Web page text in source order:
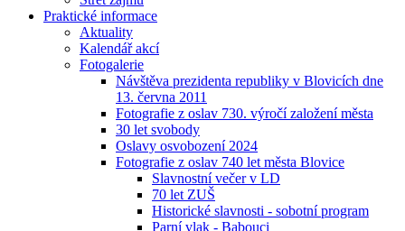
Praktické informace
Aktuality
Kalendář akcí
Fotogalerie
Návštěva prezidenta republiky v Blovicích dne
13. června 2011
Fotografie z oslav 730. výročí založení města
30 let svobody
Oslavy osvobození 2024
Fotografie z oslav 740 let města Blovice
Slavnostní večer v LD
70 let ZUŠ
Historické slavnosti - sobotní program
Parní vlak - Babouci